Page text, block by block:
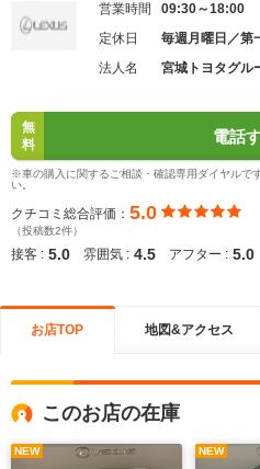
営業時間
09:30～18:00
定休日
毎週月曜日／第
法人名
宮城トヨタグル
無
料
電話
※車の購入に関するご相談・確認専用ダイヤルで
い。
クチコミ総合評価： 5.0
（投稿数2件）
接客 : 5.0 雰囲気 : 4.5 アフター : 5.0
お店TOP 地図&アクセス
このお店の在庫
NEW NEW